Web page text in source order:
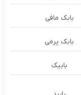
بابک مافی
بابک پرمی
بابیک